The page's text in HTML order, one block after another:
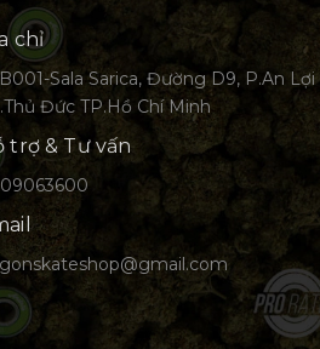
chỉ
Sala Sarica, Đường D9, P.An
Đức TP.Hồ Chí Minh
trợ & Tư vấn